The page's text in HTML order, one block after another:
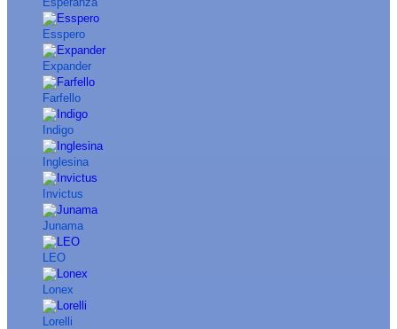
Esspero
Expander
Farfello
Indigo
Inglesina
Invictus
Junama
LEO
Lonex
Lorelli